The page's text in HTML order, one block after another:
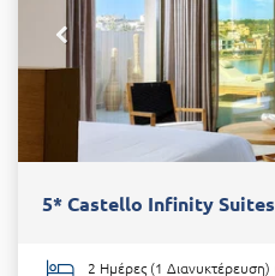
5* Castello Infinity Suites
2 Ημέρες (1 Διανυκτέρευση)